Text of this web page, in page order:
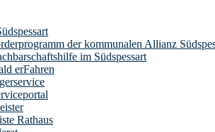
der kommunalen Allianz
im Südspessart
erFahren
Rathaus